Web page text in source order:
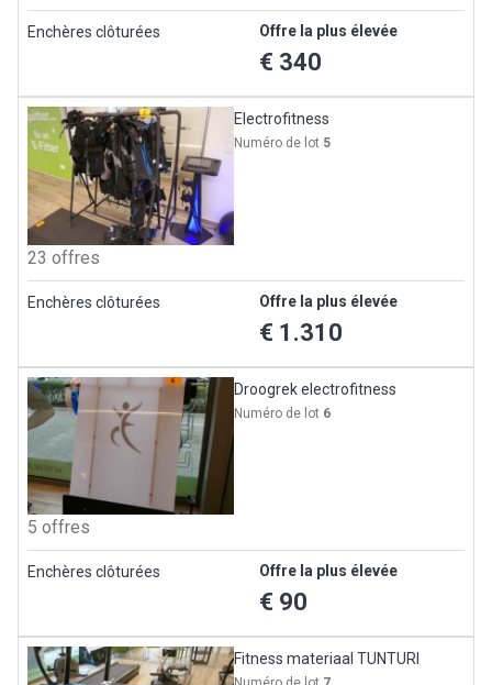
Enchères clôturées Offre la plus élevée
€ 340
Electrofitness
Numéro de lot 5
23 offres
Enchères clôturées Offre la plus élevée
€ 1.310
Droogrek electrofitness
Numéro de lot 6
5 offres
Enchères clôturées Offre la plus élevée
€ 90
Fitness materiaal TUNTURI